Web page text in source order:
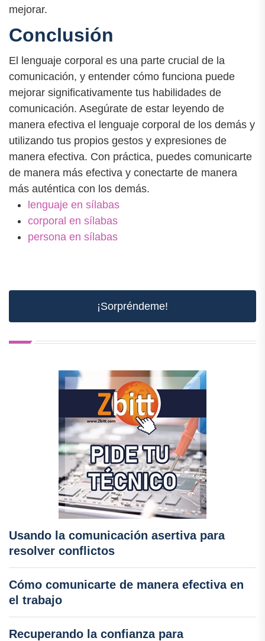
mejorar.
Conclusión
El lenguaje corporal es una parte crucial de la
comunicación, y entender cómo funciona puede
mejorar significativamente tus habilidades de
comunicación. Asegúrate de estar leyendo de
manera efectiva el lenguaje corporal de los demás y
utilizando tus propios gestos y expresiones de
manera efectiva. Con práctica, puedes comunicarte
de manera más efectiva y conectarte de manera
más auténtica con los demás.
lenguaje en sílabas
corporal en sílabas
persona en sílabas
¡Sorpréndeme!
Usando la comunicación asertiva para
resolver conflictos
Cómo comunicarte de manera efectiva en
el trabajo
Recuperando la confianza para